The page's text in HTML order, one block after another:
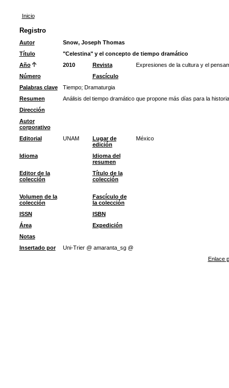
Inicio
Registro
Autor
Snow, Joseph Thomas
Título
"Celestina" y el concepto de tiempo dramático
Año
2010 Revista
Expresiones de la cultura y el
Número
Fascículo
Palabras clave
Tiempo; Dramaturgia
Resumen
Análisis del tiempo dramático que propone más días para la
Dirección
Autor
corporativo
Editorial
UNAM
Lugar de
edición
México
Idioma
Idioma del
resumen
Editor de la
colección
Título de la
colección
Volumen de la
colección
Fascículo de
la colección
ISSN
ISBN
Área
Expedición
Notas
Insertado por
Uni-Trier @ amaranta_sg @
Enlace